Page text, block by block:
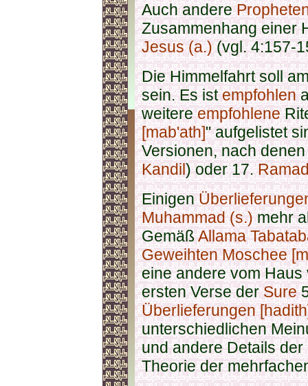
Auch andere
Zusammenhang einer
Jesus (a.)(vgl. 4:157-
Die Himmelfahrt soll
sein. Es istempfohlen
weitereempfohlene
[mab'ath]" aufgelistet
Versionen, nach
Kandil) oder 17.
Einigen
Muhammad (s.)mehr
GemäßAllama
Geweihten Moschee
eine andere vom
ersten Verse derSure
Überlieferungen
unterschiedlichen
und andere Details
Theorie der